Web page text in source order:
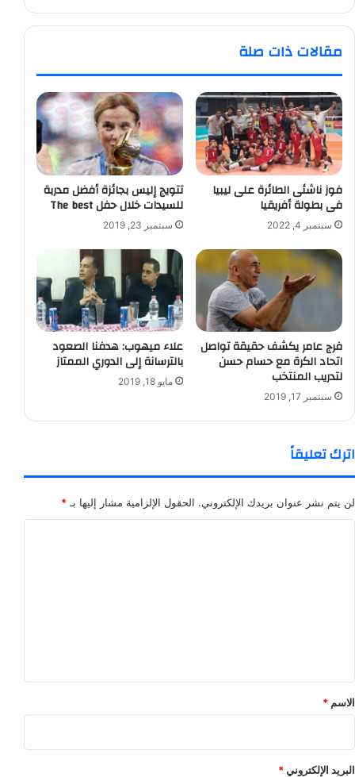
مقالات ذات صلة
فوز ناشئى الطائرة على ليبيا
فى بطولة أفريقيا
سبتمبر 4, 2022
تتويج إليس بجائزة أفضل مدربة
للسيدات خلال حفل The best
سبتمبر 23, 2019
فرج عامر يكشف حقيقة تواصل
اتحاد الكرة مع حسام حسن
لتدريب المنتخب
سبتمبر 17, 2019
علاء ميهوب: هدفنا الصعود
بالترسانة إلى الدوري الممتاز
مايو 18, 2019
اترك تعليقاً
لن يتم نشر عنوان بريدك الإلكتروني. الحقول الإلزامية مشار إليها بـ *
*
الاسم *
البريد الإلكتروني*